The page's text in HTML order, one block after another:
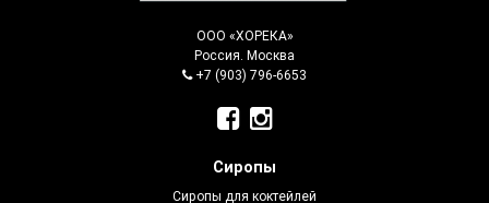
ООО «ХОРЕКА»
Россия. Москва
+7 (903) 796-6653
Сиропы
Сиропы для коктейлей